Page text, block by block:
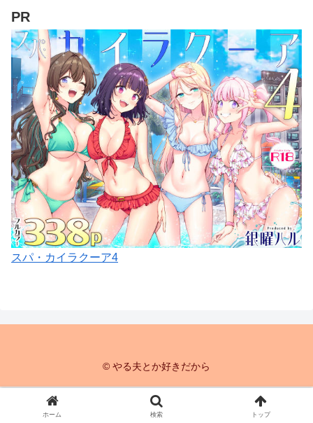
PR
スパ・カイラクーア4
© やる夫とか好きだから
ホーム 検索 トップ